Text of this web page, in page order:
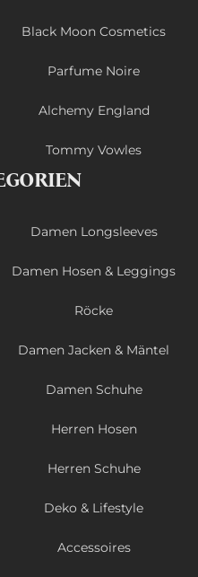
Black Moon Cosmetics
Parfume Noire
Alchemy England
Tommy Vowles
Damen Longsleeves
Damen Hosen & Leggings
Röcke
Damen Jacken & Mäntel
Damen Schuhe
Herren Hosen
Herren Schuhe
Deko & Lifestyle
Accessoires